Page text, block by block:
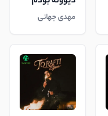
مهدی جهانی